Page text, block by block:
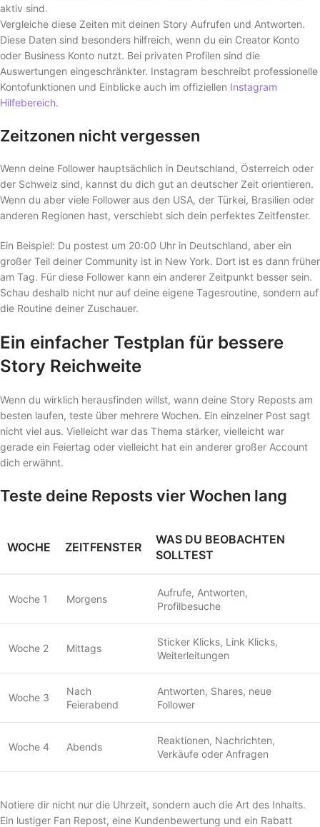
aktiv sind.
Vergleiche diese Zeiten mit deinen Story Aufrufen und Antworten.
Diese Daten sind besonders hilfreich, wenn du ein Creator Konto
oder Business Konto nutzt. Bei privaten Profilen sind die
Auswertungen eingeschränkter. Instagram beschreibt professionelle
Kontofunktionen und Einblicke auch im offiziellen Instagram
Hilfebereich.
Zeitzonen nicht vergessen
Wenn deine Follower hauptsächlich in Deutschland, Österreich oder
der Schweiz sind, kannst du dich gut an deutscher Zeit orientieren.
Wenn du aber viele Follower aus den USA, der Türkei, Brasilien oder
anderen Regionen hast, verschiebt sich dein perfektes Zeitfenster.
Ein Beispiel: Du postest um 20:00 Uhr in Deutschland, aber ein
großer Teil deiner Community ist in New York. Dort ist es dann früher
am Tag. Für diese Follower kann ein anderer Zeitpunkt besser sein.
Schau deshalb nicht nur auf deine eigene Tagesroutine, sondern auf
die Routine deiner Zuschauer.
Ein einfacher Testplan für bessere
Story Reichweite
Wenn du wirklich herausfinden willst, wann deine Story Reposts am
besten laufen, teste über mehrere Wochen. Ein einzelner Post sagt
nicht viel aus. Vielleicht war das Thema stärker, vielleicht war
gerade ein Feiertag oder vielleicht hat ein anderer großer Account
dich erwähnt.
Teste deine Reposts vier Wochen lang
WOCHE ZEITFENSTER
WAS DU BEOBACHTEN
SOLLTEST
Woche 1 Morgens
Aufrufe, Antworten,
Profilbesuche
Woche 2 Mittags
Sticker Klicks, Link Klicks,
Weiterleitungen
Woche 3
Nach
Feierabend
Antworten, Shares, neue
Follower
Woche 4 Abends
Reaktionen, Nachrichten,
Verkäufe oder Anfragen
Notiere dir nicht nur die Uhrzeit, sondern auch die Art des Inhalts.
Ein lustiger Fan Repost, eine Kundenbewertung und ein Rabatt